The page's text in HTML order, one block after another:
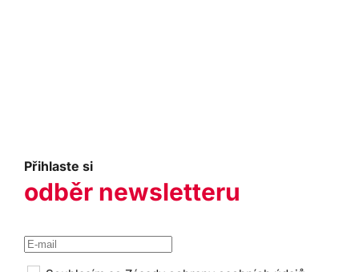
Přihlaste si
odběr newsletteru